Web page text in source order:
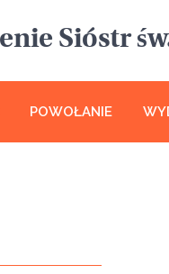
Sióstr
POWOŁANIE